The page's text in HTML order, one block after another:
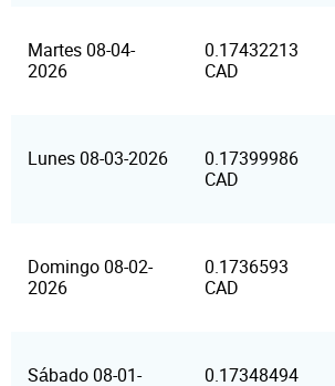
Martes 08-04-
2026
0.17432213
CAD
Lunes 08-03-2026
0.17399986
CAD
Domingo 08-02-
2026
0.1736593
CAD
Sábado 08-01-
0.17348494